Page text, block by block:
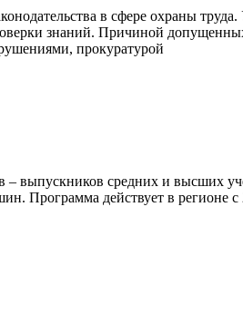
в сфере охраны
знаний. Причиной
прокуратурой
– выпускников средних и высших
Программа действует в регионе